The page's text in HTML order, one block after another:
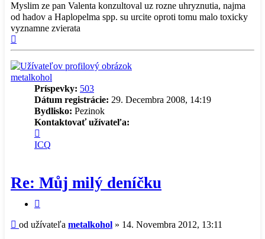
Myslim ze pan Valenta konzultoval uz rozne uhryznutia, najma
od hadov a Haplopelma spp. su urcite oproti tomu malo toxicky
vyznamne zvierata
metalkohol
Príspevky: 503
Dátum registrácie: 29. Decembra 2008, 14:19
Bydlisko: Pezinok
Kontaktovať užívateľa:
informácie
metalkohol
ICQ
Re: Můj milý deníčku
Príspevok
od užívateľa metalkohol » 14. Novembra 2012, 13:11